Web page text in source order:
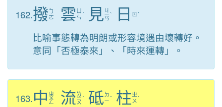
162.撥 ㄅ
ㄛ
雲ㄣ ˊ 見 ㄐ
ㄧ
ㄢ
ˋ 日 ㄖ ˋ
比喻事態轉為明朗或形容境遇由壞轉好。
意同「否極泰來」、「時來運轉」。
163.中 ㄓ
ㄨ
ㄥ 流ㄌ
ㄧ
ㄡ
ˊ 砥 ㄉ
ㄧˇ 柱ㄓ
ㄨˋ